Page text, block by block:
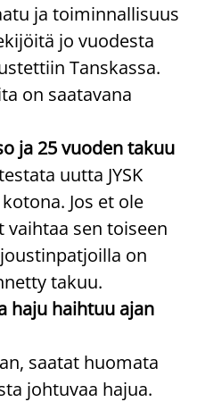
ja toiminnallisuus
jo vuodesta
Tanskassa.
on saatavana
ja 25 vuoden takuu
uutta JYSK
Jos et ole
sen toiseen
on
takuu.
haju haihtuu ajan
saatat huomata
johtuvaa hajua.